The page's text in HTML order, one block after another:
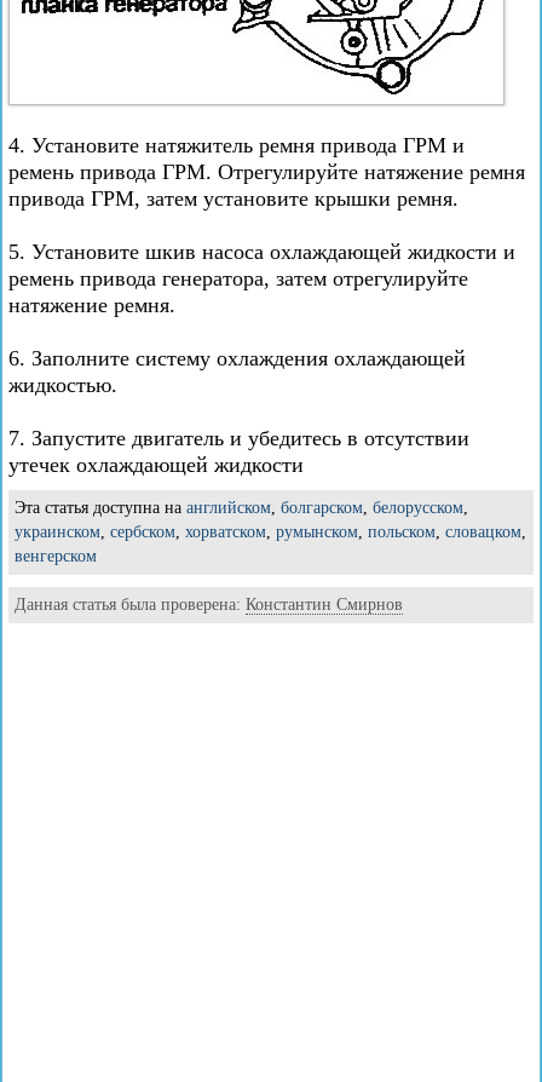
4. Установите натяжитель ремня привода ГРМ и
ремень привода ГРМ. Отрегулируйте натяжение ремня
привода ГРМ, затем установите крышки ремня.
5. Установите шкив насоса охлаждающей жидкости и
ремень привода генератора, затем отрегулируйте
натяжение ремня.
6. Заполните систему охлаждения охлаждающей
жидкостью.
7. Запустите двигатель и убедитесь в отсутствии
утечек охлаждающей жидкости
Эта статья доступна на английском, болгарском, белорусском,
украинском, сербском, хорватском, румынском, польском, словацком,
венгерском
Данная статья была проверена: Константин Смирнов